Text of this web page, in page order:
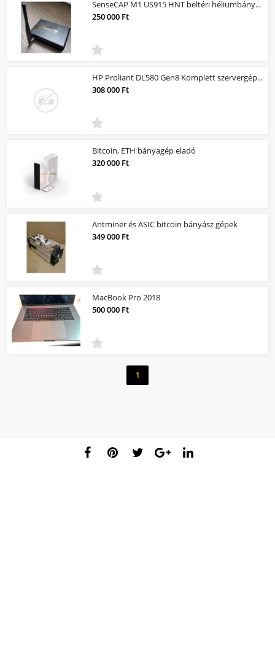
SenseCAP M1 US915 HNT beltéri héliumbányász hotspot
250 000 Ft
HP Proliant DL580 Gen8 Komplett szervergép, indításra kész, minden jár vele
308 000 Ft
Bitcoin, ETH bányagép eladó
320 000 Ft
Antminer és ASIC bitcoin bányász gépek
349 000 Ft
MacBook Pro 2018
500 000 Ft
1